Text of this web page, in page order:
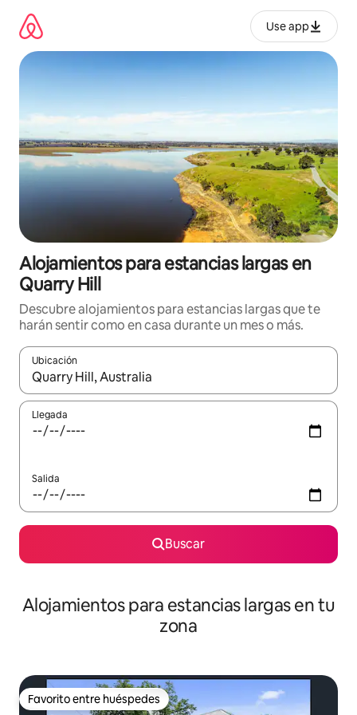
contenido
Use app
Alojamientos para estancias largas en
Quarry Hill
Descubre alojamientos para estancias largas que te
harán sentir como en casa durante un mes o más.
Ubicación
Cuando los resultados estén disponibles, podrás navegar
Llegada
Salida
Buscar
Alojamientos para estancias largas en tu
zona
Favorito entre huéspedes
Favorito entre huéspedes